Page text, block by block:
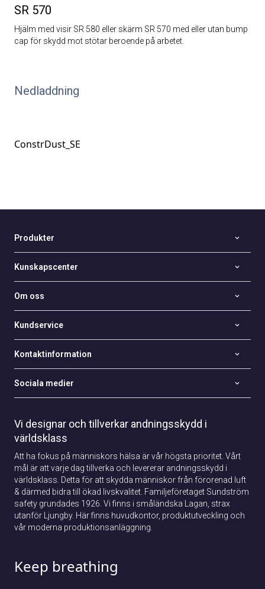
SR 570
Hjälm med visir SR 580 eller skärm SR 570 med eller utan bump
cap för skydd mot stötar beroende på arbetet.
Nedladdning
ConstrDust_SE
Produkter
Kunskapscenter
Om oss
Kundservice
Kontaktinformation
Sociala medier
Vi designar och tillverkar andningsskydd i
världsklass
Att ha fokus på människors hälsa är vår högsta prioritet. Vårt
mål är att varje dag tillverka och levererar andningsskydd i
världsklass. Detta för att skydda människor från förorenad luft
& därmed bidra till ökad livskvalitet. Familjeföretaget Sundström
safety grundades 1926. Vi finns i småländska Lagan, strax
utanför Ljungby. Här finns huvudkontor, produktutveckling och
vår moderna produktionsanläggning.
Keep breathing